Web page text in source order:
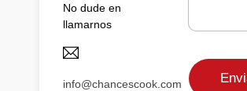
No dude en
llamarnos
info@chancescook.com
c
*